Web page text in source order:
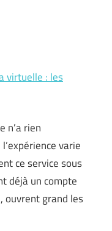
virtuelle : les
n’a rien
varie
ce service sous
déjà un compte
ouvrent grand les